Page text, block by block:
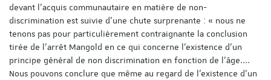
devant l’acquis communautaire en matière de non-
discrimination est suivie d’une chute surprenante : « nous ne
tenons pas pour particulièrement contraignante la conclusion
tirée de l’arrêt Mangold en ce qui concerne l’existence d’un
principe général de non discrimination en fonction de l’âge....
Nous pouvons conclure que même au regard de l’existence d’un